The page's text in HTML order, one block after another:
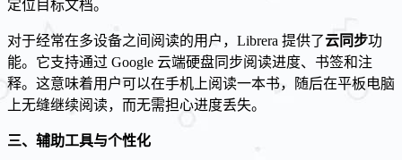
定位目标文档。
对于经常在多设备之间阅读的用户，Librera 提供了云同步功
能。它支持通过 Google 云端硬盘同步阅读进度、书签和注
释。这意味着用户可以在手机上阅读一本书，随后在平板电脑
上无缝继续阅读，而无需担心进度丢失。
三、辅助工具与个性化